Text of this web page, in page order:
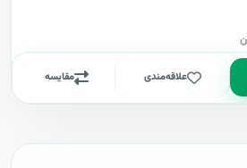
علاقه‌مندی مقایسه